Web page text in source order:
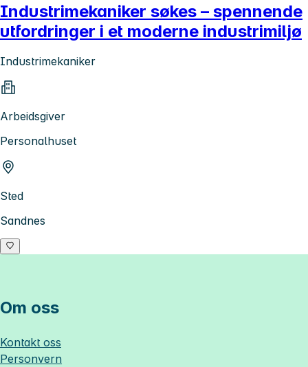
Industrimekaniker søkes – spennende
utfordringer i et moderne industrimiljø
Industrimekaniker
Arbeidsgiver
Personalhuset
Sted
Sandnes
Om oss
Kontakt oss
Personvern